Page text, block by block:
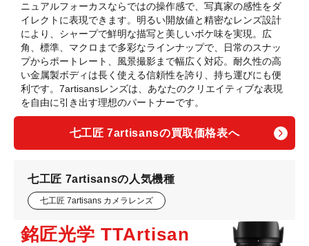
ニュアルフォーカスならではの操作感で、写真家の感性をダ
イレクトに表現できます。明るい開放値と精密なレンズ設計
により、シャープで鮮明な描写と美しいボケ味を実現。広
角、標準、マクロまで多彩なラインナップで、日常のスナッ
プからポートレート、風景撮影まで幅広く対応。耐久性の高
い金属製ボディは長く使える信頼性を誇り、持ち運びにも便
利です。7artisansレンズは、あなたのクリエイティブな表現
を自由に引き出す理想のパートナーです。
七工匠 7artisansの買取価格表へ
七工匠 7artisansの人気機種
七工匠 7artisans カメラレンズ
銘匠光学 TTArtisan